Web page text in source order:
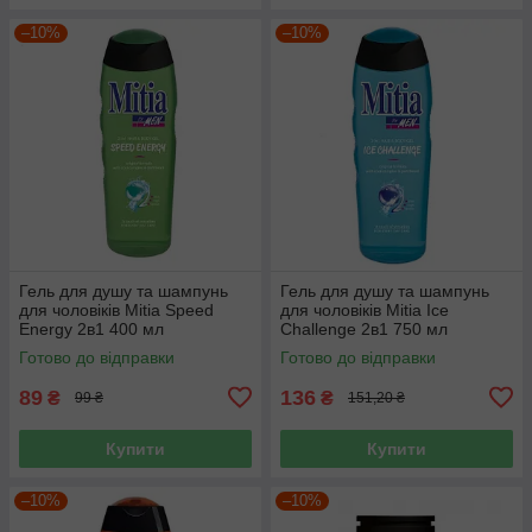
–10%
Гель для душу та шампунь
для чоловіків Mitia Speed
Energy 2в1 400 мл
Готово до відправки
89 ₴ 99 ₴
Купити
–10%
Гель для душу та шампунь
для чоловіків Mitia Ice
Challenge 2в1 750 мл
Готово до відправки
136 ₴ 151,20 ₴
Купити
–10% –10%